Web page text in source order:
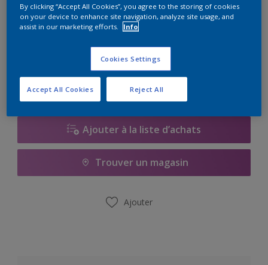
Quantité Calculateur de peinture
Ajouter à la liste d’achats
Trouver un magasin
Ajouter
By clicking “Accept All Cookies”, you agree to the storing of cookies
on your device to enhance site navigation, analyze site usage, and
assist in our marketing efforts.
Info
Cookies Settings
Reject All
Accept All Cookies